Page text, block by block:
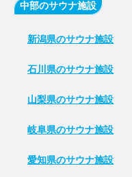
中部のサウナ施設
新潟県のサウナ施設
石川県のサウナ施設
山梨県のサウナ施設
岐阜県のサウナ施設
愛知県のサウナ施設